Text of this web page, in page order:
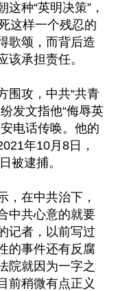
种“英明决策”，
这样一个残忍的
歌颂，而背后造
该承担责任。
围攻，中共“共青
发文指他“侮辱英
电话传唤。他的
年10月8日，
被逮捕。
，在中共治下，
中共心意的就要
记者，以前写过
的事件还有反腐
院就因为一字之
前稍微有点正义